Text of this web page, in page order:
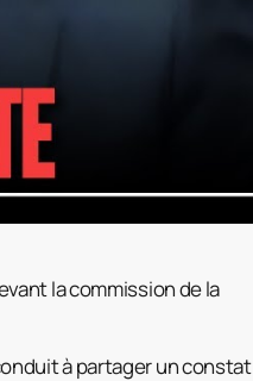
la commission de la
à partager un constat